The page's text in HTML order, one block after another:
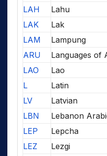
LAH
Lahu
LAK
Lak
LAM
Lampung
ARU
Languages of
LAO
Lao
L
Latin
LV
Latvian
LBN
Lebanon
LEP
Lepcha
LEZ
Lezgi